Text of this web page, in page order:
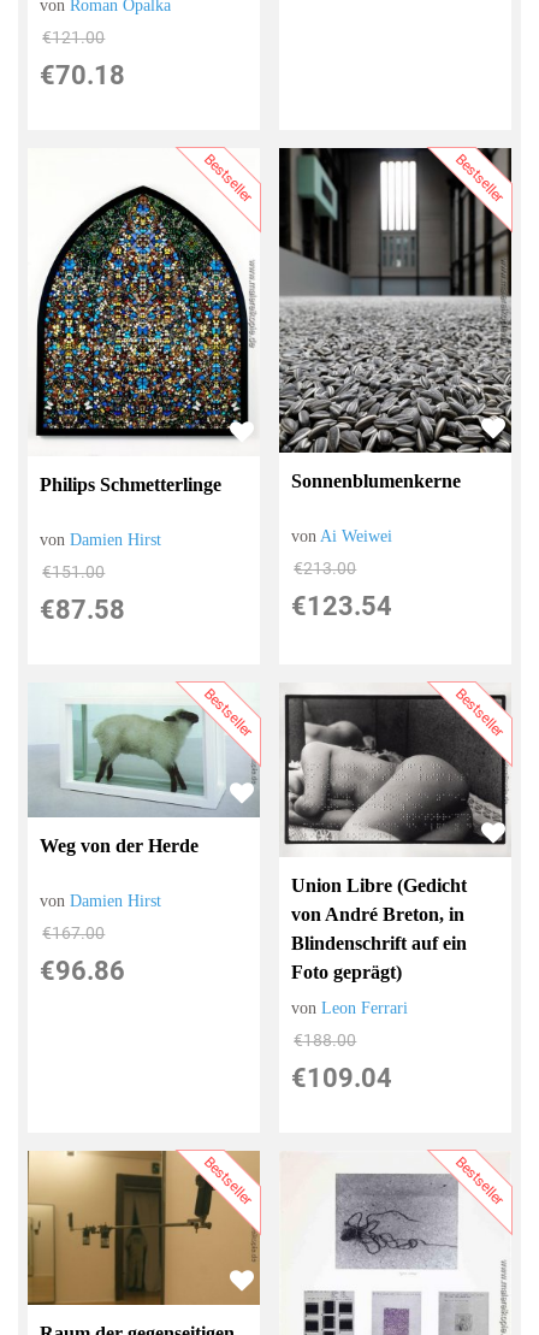
vonRoman Opalka
€121.00
€70.18
Bestseller
Philips Schmetterlinge
vonDamien Hirst
€151.00
€87.58
Bestseller
Sonnenblumenkerne
vonAi Weiwei
€213.00
€123.54
Bestseller
Weg von der Herde
vonDamien Hirst
€167.00
€96.86
Bestseller
Union Libre (Gedicht
von André Breton, in
Blindenschrift auf ein
Foto geprägt)
vonLeon Ferrari
€188.00
€109.04
Bestseller Bestseller